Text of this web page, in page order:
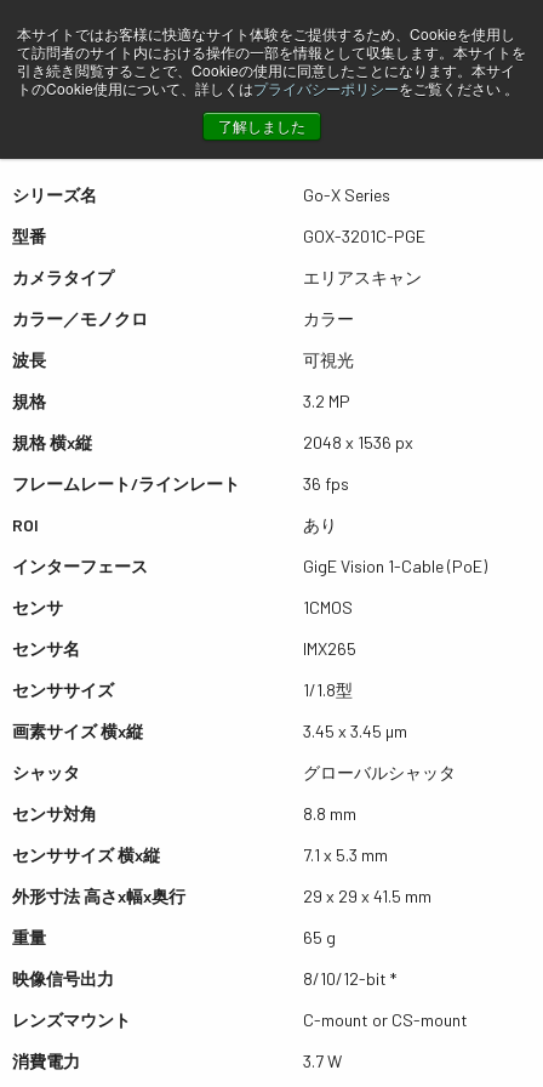
本サイトではお客様に快適なサイト体験をご提供するため、Cookieを使用し
て訪問者のサイト内における操作の一部を情報として収集します。本サイトを
引き続き閲覧することで、Cookieの使用に同意したことになります。本サイ
トのCookie使用について、詳しくはプライバシーポリシーをご覧ください 。
了解しました
プレビュー GOX-3201C-PGE
表は左右にスワイプできます
シリーズ名
Go-X Series
型番
GOX-3201C-PGE
カメラタイプ
エリアスキャン
カラー／モノクロ
カラー
波長
可視光
規格
3.2 MP
規格 横x縦
2048 x 1536 px
フレームレート/ラインレート
36 fps
ROI
あり
インターフェース
GigE Vision 1-Cable (PoE)
センサ
1CMOS
センサ名
IMX265
センササイズ
1/1.8型
画素サイズ 横x縦
3.45 x 3.45 µm
シャッタ
グローバルシャッタ
センサ対角
8.8 mm
センササイズ 横x縦
7.1 x 5.3 mm
外形寸法 高さx幅x奥行
29 x 29 x 41.5 mm
重量
65 g
映像信号出力
8/10/12-bit *
レンズマウント
C-mount or CS-mount
消費電力
3.7 W